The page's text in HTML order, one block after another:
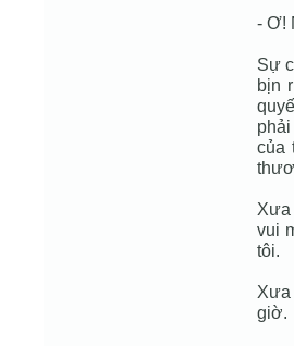
- Ơ!
Sự
bịn
của
vui
tôi.
giờ.